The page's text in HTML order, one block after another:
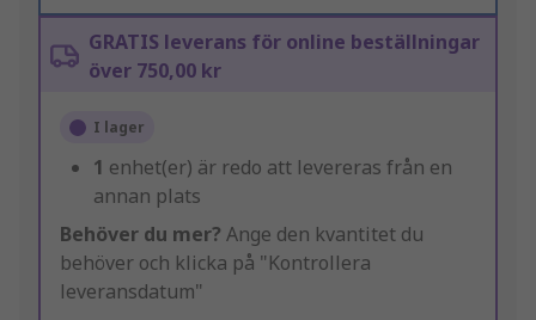
GRATIS leverans för online beställningar
över 750,00 kr
I lager
1 enhet(er) är redo att levereras från en
annan plats
Behöver du mer? Ange den kvantitet du
behöver och klicka på "Kontrollera
leveransdatum"